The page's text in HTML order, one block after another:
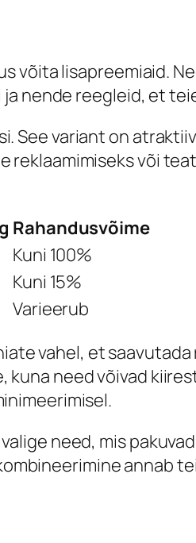
võita lisapreemiaid.
nende reegleid, et
See variant on
või
Rahandusvõime
Kuni 100%
Kuni 15%
Varieerub
vahel, et
need võivad
need, mis
annab